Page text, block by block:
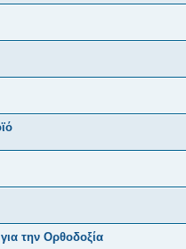
την Ορθοδοξία